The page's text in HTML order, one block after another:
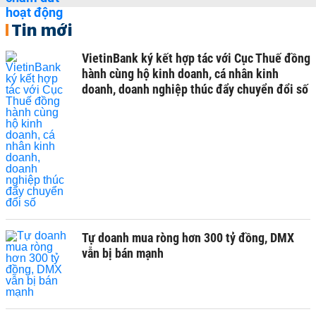
Tin mới
VietinBank ký kết hợp tác với Cục Thuế đồng
hành cùng hộ kinh doanh, cá nhân kinh
doanh, doanh nghiệp thúc đẩy chuyển đổi số
Tự doanh mua ròng hơn 300 tỷ đồng, DMX
vẫn bị bán mạnh